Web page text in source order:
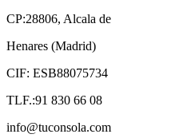
CP:28806, Alcala de
Henares (Madrid)
CIF: ESB88075734
TLF.:91 830 66 08
info@tuconsola.com